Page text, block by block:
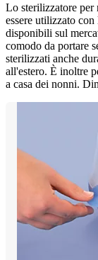
Lo sterilizzatore per
essere utilizzato
disponibili sul
comodo da portare
sterilizzati anche
all'estero. È inoltre
a casa dei nonni.